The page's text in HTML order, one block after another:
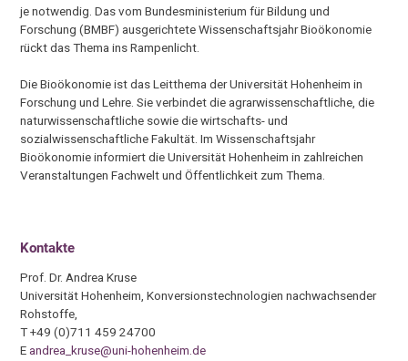
je notwendig. Das vom Bundesministerium für Bildung und
Forschung (BMBF) ausgerichtete Wissenschaftsjahr Bioökonomie
rückt das Thema ins Rampenlicht.
Die Bioökonomie ist das Leitthema der Universität Hohenheim in
Forschung und Lehre. Sie verbindet die agrarwissenschaftliche, die
naturwissenschaftliche sowie die wirtschafts- und
sozialwissenschaftliche Fakultät. Im Wissenschaftsjahr
Bioökonomie informiert die Universität Hohenheim in zahlreichen
Veranstaltungen Fachwelt und Öffentlichkeit zum Thema.
Kontakte
Prof. Dr. Andrea Kruse
Universität Hohenheim, Konversionstechnologien nachwachsender
Rohstoffe,
T +49 (0)711 459 24700
Eandrea_kruse@uni-hohenheim.de